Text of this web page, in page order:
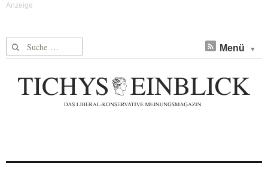
Suche nach: Menü